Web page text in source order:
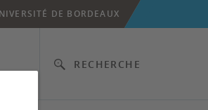
RECHERCHE
DE BORDEAUX